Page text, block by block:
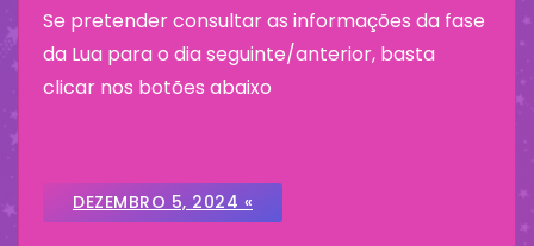
Se pretender consultar as informações da fase
da Lua para o dia seguinte/anterior, basta
clicar nos botões abaixo
DEZEMBRO 5, 2024 «